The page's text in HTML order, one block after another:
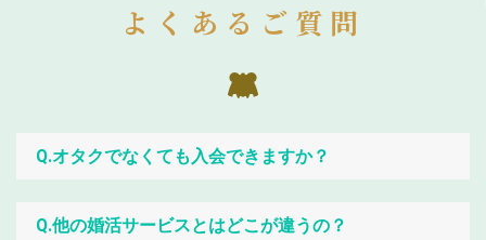
よくあるご質問
Q.オタクでなくても入会できますか？
Q.他の婚活サービスとはどこが違うの？